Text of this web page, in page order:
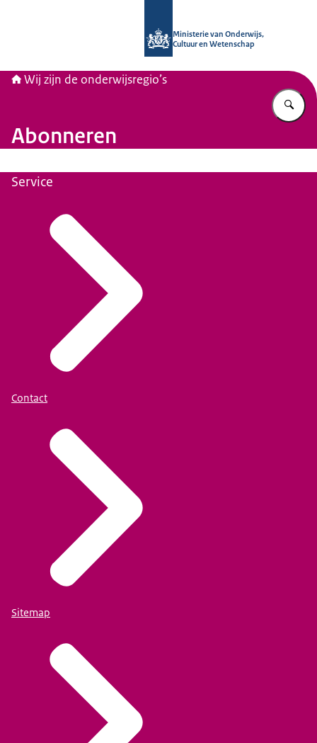
Ministerie van Onderwijs,
Cultuur en Wetenschap
Wij zijn de onderwijsregio’s
Abonneren
Service
Contact
Sitemap